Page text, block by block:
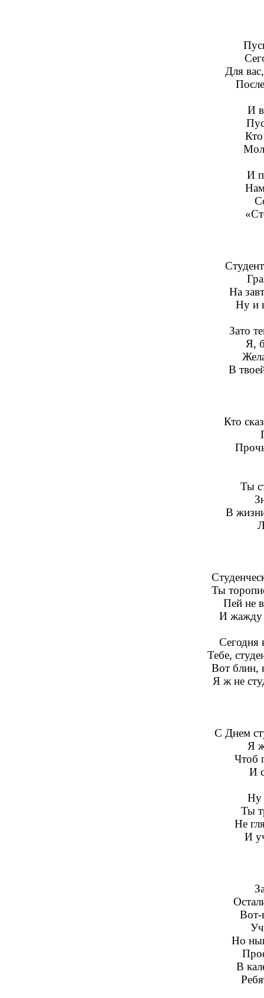
Для
И
И
На
Ну и
Зато
Я,
В
Кто
Ты
В
Ты
Пей не
И жажду
Сегодня
Тебе,
Вот блин,
Я ж не
С Днем
Я
Чтоб
И
Ну
Ты
Не
И
Вот-
Но
В